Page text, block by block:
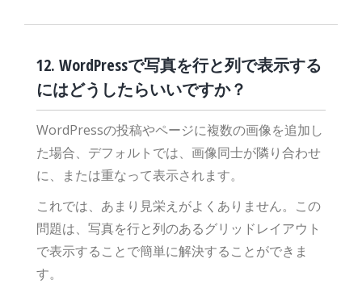
12. WordPressで写真を行と列で表示する
にはどうしたらいいですか？
WordPressの投稿やページに複数の画像を追加し
た場合、デフォルトでは、画像同士が隣り合わせ
に、または重なって表示されます。
これでは、あまり見栄えがよくありません。この
問題は、写真を行と列のあるグリッドレイアウト
で表示することで簡単に解決することができま
す。